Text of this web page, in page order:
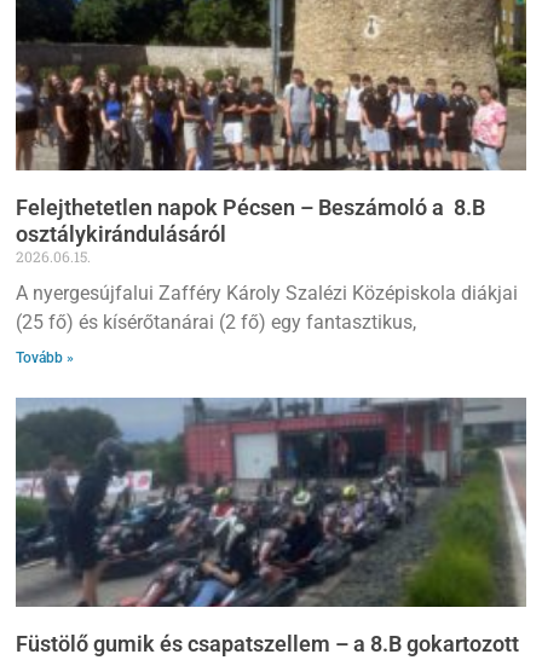
Felejthetetlen napok Pécsen – Beszámoló a 8.B
osztálykirándulásáról
2026.06.15.
A nyergesújfalui Zafféry Károly Szalézi Középiskola diákjai
(25 fő) és kísérőtanárai (2 fő) egy fantasztikus,
Tovább »
Füstölő gumik és csapatszellem – a 8.B gokartozott